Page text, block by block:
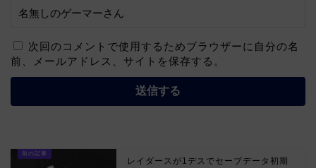
次回のコメントで使用するためブラウザーに自分の名
前、メールアドレス、サイトを保存する。
レイダースが1デスでセーブデータ初期